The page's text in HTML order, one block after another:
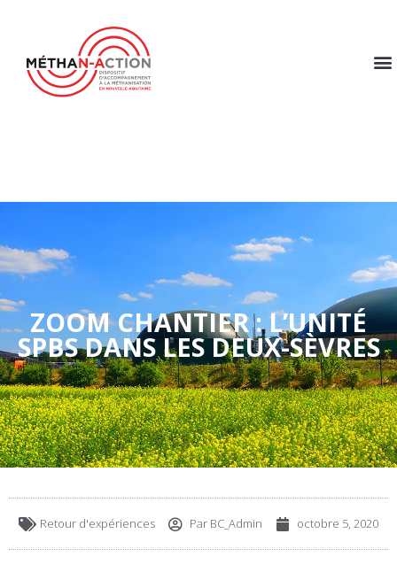
ZOOM CHANTIER : L’UNITÉ
SPBS DANS LES DEUX-SÈVRES
Retour d'expériences Par BC_Admin octobre 5, 2020